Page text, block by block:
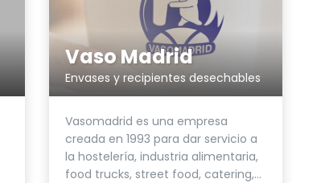
Vaso Madrid
Envases y recipientes desechables
Vasomadrid es una empresa
creada en 1993 para dar servicio a
la hostelería, industria alimentaria,
food trucks, street food, catering,...